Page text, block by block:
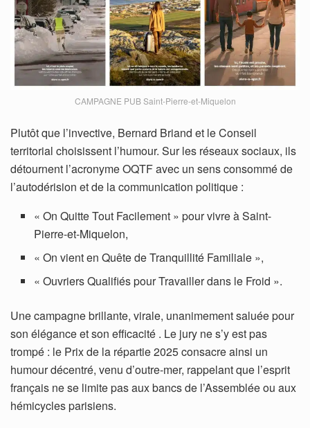
CAMPAGNE PUB Saint-Pierre-et-Miquelon
Plutôt que l’invective, Bernard Briand et le Conseil
territorial choisissent l’humour. Sur les réseaux sociaux, ils
détournent l’acronyme OQTF avec un sens consommé de
l’autodérision et de la communication politique :
« On Quitte Tout Facilement » pour vivre à Saint-
Pierre-et-Miquelon,
« On vient en Quête de Tranquillité Familiale »,
« Ouvriers Qualifiés pour Travailler dans le Froid ».
Une campagne brillante, virale, unanimement saluée pour
son élégance et son efficacité . Le jury ne s’y est pas
trompé : le Prix de la répartie 2025 consacre ainsi un
humour décentré, venu d’outre-mer, rappelant que l’esprit
français ne se limite pas aux bancs de l’Assemblée ou aux
hémicycles parisiens.